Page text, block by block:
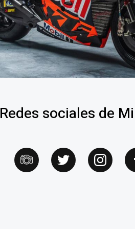
Redes sociales de